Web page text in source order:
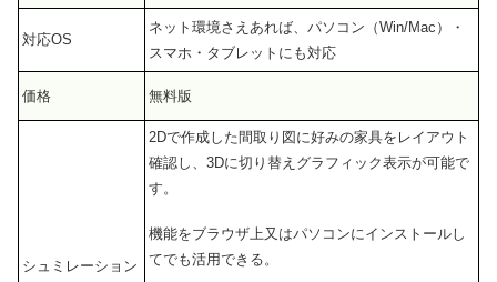
対応OS
ネット環境さえあれば、パソコン（Win/Mac）・
スマホ・タブレットにも対応
価格 無料版
シュミレーション
2Dで作成した間取り図に好みの家具をレイアウト
確認し、3Dに切り替えグラフィック表示が可能で
す。
機能をブラウザ上又はパソコンにインストールし
てでも活用できる。